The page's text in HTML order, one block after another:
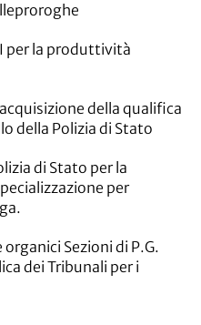
per la produttività
della qualifica
della Polizia di Stato
di Stato per la
per
Sezioni di P.G.
dei Tribunali per i